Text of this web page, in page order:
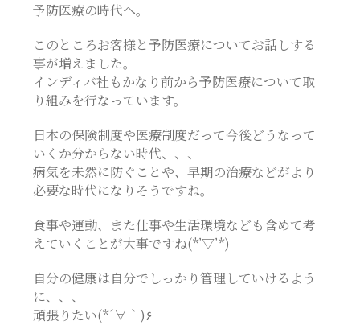
予防医療の時代へ。
このところお客様と予防医療についてお話しする
事が増えました。
インディバ社もかなり前から予防医療について取
り組みを行なっています。
日本の保険制度や医療制度だって今後どうなって
いくか分からない時代、、、
病気を未然に防ぐことや、早期の治療などがより
必要な時代になりそうですね。
食事や運動、また仕事や生活環境なども含めて考
えていくことが大事ですね(*’▽’*)
自分の健康は自分でしっかり管理していけるよう
に、、、
頑張りたい(*´∀｀)۶